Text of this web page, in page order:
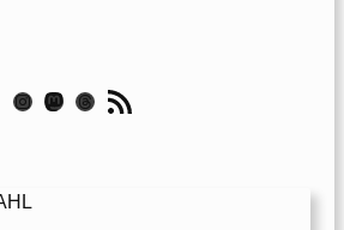
Instagram Mastodon Threads RSS-Feed